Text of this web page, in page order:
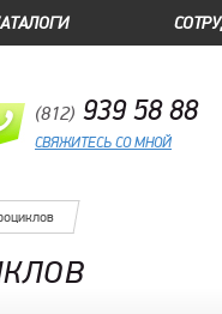
(812) 939 58 88
СВЯЖИТЕСЬ СО МНОЙ